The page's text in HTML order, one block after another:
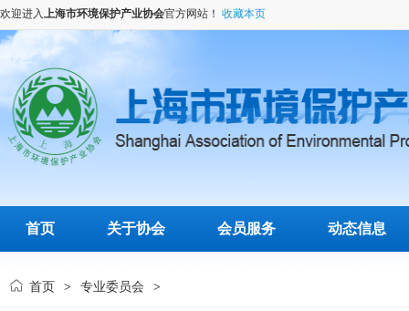
欢迎进入上海市环境保护产业协会官方网站！ 收藏本页
首页 关于协会 会员服务 动态信息
首页 > 专业委员会 >